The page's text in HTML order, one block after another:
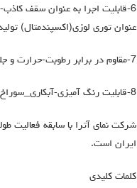
6-قابلیت اجرا به عنوان سقف
عنوان توری لوزی(اکسپندمتال)
7-مقاوم در برابر رطوبت-حرارت و جلوگیری از ورود نور خورشید به داخل ساختمان
8-قابلیت رنگ آمیزی-آبکاری_سوراخ کاری و گالوانیزه کردن
شرکت نمای آترا با سابقه فعالیت
ایران است.
کلمات کلیدی